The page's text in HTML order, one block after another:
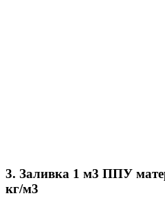
3. Заливка 1 м3 ППУ
кг/м3